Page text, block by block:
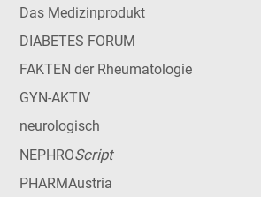
Das Medizinprodukt
DIABETES FORUM
FAKTEN der Rheumatologie
GYN-AKTIV
neurologisch
NEPHROScript
PHARMAustria